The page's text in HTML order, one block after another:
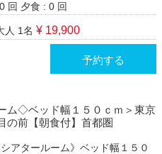
回 夕食 : 0 回
人 1名 ¥ 19,900
予約する
ム◇ベッド幅１５０ｃｍ＞東京
の前【朝食付】首都圏
アタールーム》ベッド幅１５０